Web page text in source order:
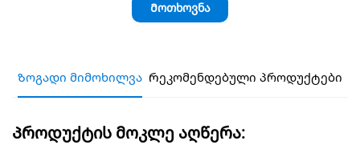
Მოთხოვნა
Ზოგადი მიმოხილვა Რეკომენდებული პროდუქტები
Პროდუქტის მოკლე აღწერა: